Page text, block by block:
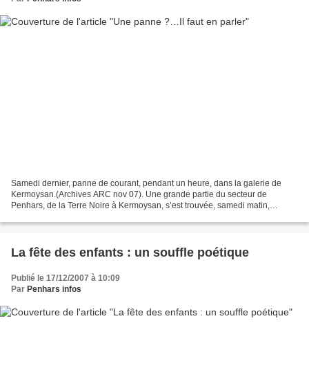
Samedi dernier, panne de courant, pendant un heure, dans la galerie de
Kermoysan.(Archives ARC nov 07). Une grande partie du secteur de
Penhars, de la Terre Noire à Kermoysan, s’est trouvée, samedi matin,
La fête des enfants : un souffle poétique
Publié le 17/12/2007 à 10:09
Par Penhars infos